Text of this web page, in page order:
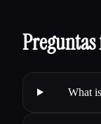
What